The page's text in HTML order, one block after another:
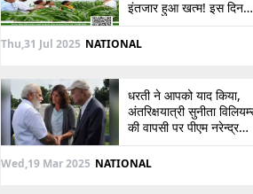
इंतजार हुआ खत्म! इस दिन
खाते में आएंगे 2,000 रुपये,
देखें
Thu,31 Jul 2025 NATIONAL
धरती ने आपको याद किया,
अंतरिक्षयात्री सुनीता
की वापसी पर पीएम नरेन्द्र
मोदी की पोस्ट
Wed,19 Mar 2025 NATIONAL